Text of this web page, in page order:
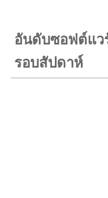
อันดับซอฟต์แว
รอบสัปดาห์